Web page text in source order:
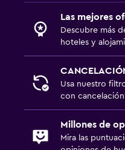
Las mejores
Descubre más
hoteles y
Usa nuestro
con
Millones de
Mira las